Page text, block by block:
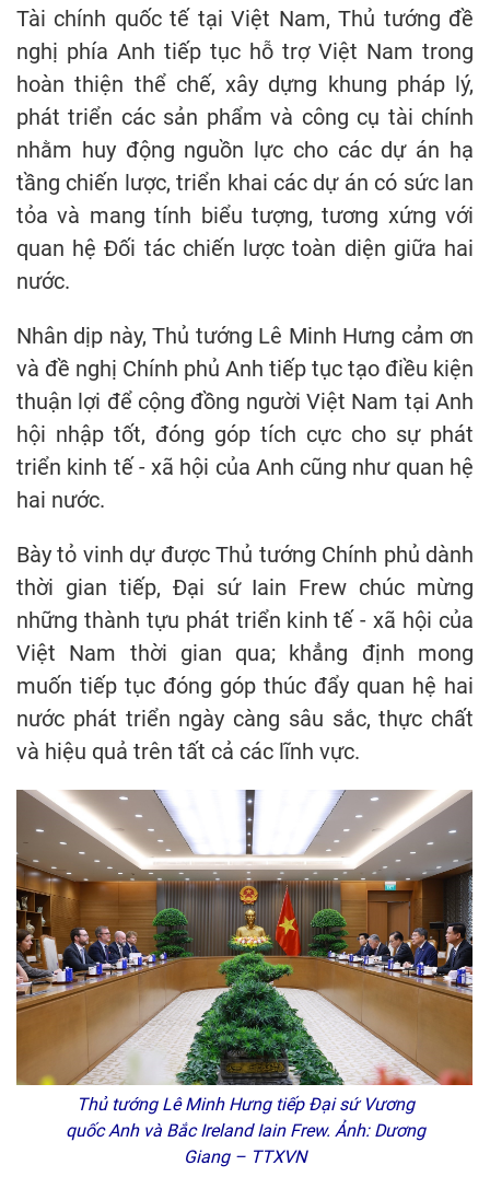
Tài chính quốc tế tại Việt Nam, Thủ tướng đề
nghị phía Anh tiếp tục hỗ trợ Việt Nam trong
hoàn thiện thể chế, xây dựng khung pháp lý,
phát triển các sản phẩm và công cụ tài chính
nhằm huy động nguồn lực cho các dự án hạ
tầng chiến lược, triển khai các dự án có sức lan
tỏa và mang tính biểu tượng, tương xứng với
quan hệ Đối tác chiến lược toàn diện giữa hai
nước.
Nhân dịp này, Thủ tướng Lê Minh Hưng cảm ơn
và đề nghị Chính phủ Anh tiếp tục tạo điều kiện
thuận lợi để cộng đồng người Việt Nam tại Anh
hội nhập tốt, đóng góp tích cực cho sự phát
triển kinh tế - xã hội của Anh cũng như quan hệ
hai nước.
Bày tỏ vinh dự được Thủ tướng Chính phủ dành
thời gian tiếp, Đại sứ Iain Frew chúc mừng
những thành tựu phát triển kinh tế - xã hội của
Việt Nam thời gian qua; khẳng định mong
muốn tiếp tục đóng góp thúc đẩy quan hệ hai
nước phát triển ngày càng sâu sắc, thực chất
và hiệu quả trên tất cả các lĩnh vực.
Thủ tướng Lê Minh Hưng tiếp Đại sứ Vương
quốc Anh và Bắc Ireland Iain Frew. Ảnh: Dương
Giang – TTXVN